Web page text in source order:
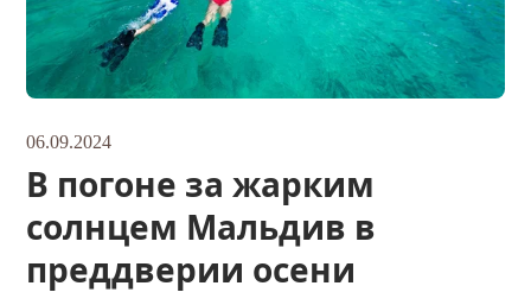
06.09.2024
В погоне за жарким
солнцем Мальдив в
преддверии осени